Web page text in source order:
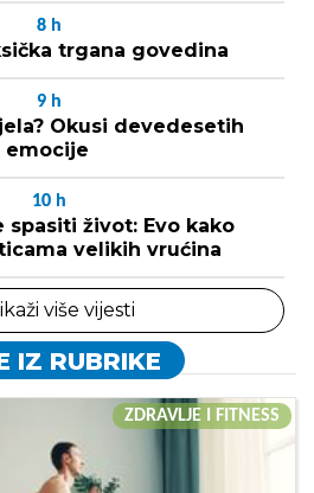
8 h
trgana govedina
9 h
Okusi devedesetih
emocije
10 h
spasiti život: Evo kako
velikih vrućina
više vijesti
IZ RUBRIKE
ZDRAVLJE I FITNESS